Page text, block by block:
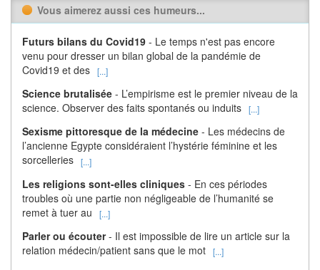
Vous aimerez aussi ces humeurs...
Futurs bilans du Covid19 - Le temps n'est pas encore
venu pour dresser un bilan global de la pandémie de
Covid19 et des [...]
Science brutalisée - L’empirisme est le premier niveau de la
science. Observer des faits spontanés ou induits [...]
Sexisme pittoresque de la médecine - Les médecins de
l’ancienne Egypte considéraient l’hystérie féminine et les
sorcelleries [...]
Les religions sont-elles cliniques - En ces périodes
troubles où une partie non négligeable de l’humanité se
remet à tuer au
[...]
Parler ou écouter- Il est impossible de lire un article sur la
relation médecin/patient sans que le mot [...]